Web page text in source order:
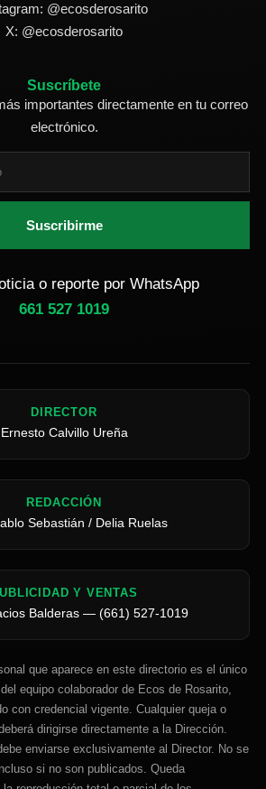
@ecosderosarito
X: @ecosderosarito
Suscríbete
importantes directamente en tu correo
electrónico.
Suscribirme
o reporte por WhatsApp
661 527 1019
DIRECTOR
Ernesto Calvillo Ureña
REDACCIÓN
Sebastián / Delia Ruelas
Y VENTAS
Balderas — (661) 527-1019
que aparece en este directorio es el único
equipo colaborador de Ecos de Rosarito,
con credencial vigente. Cualquier queja o
dirigirse directamente a la Dirección.
enviarse exclusivamente al Director. No se
si no son publicados. Queda